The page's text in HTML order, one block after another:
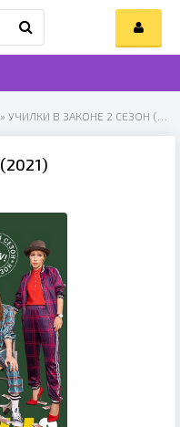
» УЧИЛКИ В ЗАКОНЕ 2 СЕЗОН (2021)